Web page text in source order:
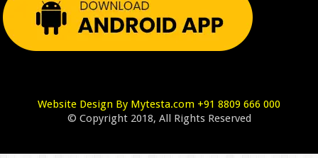
Website Design By Mytesta.com +91 8809 666 000
© Copyright 2018, All Rights Reserved